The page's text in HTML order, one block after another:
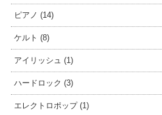
ピアノ (14)
ケルト (8)
アイリッシュ (1)
ハードロック (3)
エレクトロポップ (1)